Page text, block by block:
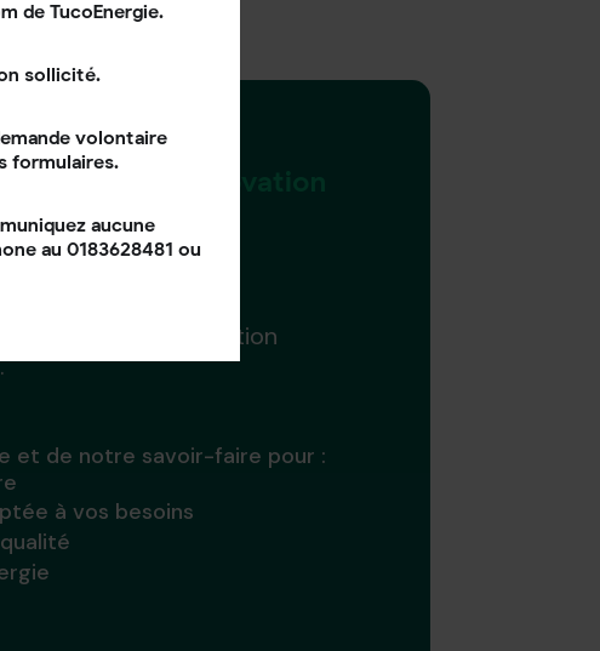
pour une consultation
et de notre savoir-faire pour :
à vos besoins
de TucoEnergie.
sollicité.
volontaire
formulaires.
aucune
au 0183628481 ou